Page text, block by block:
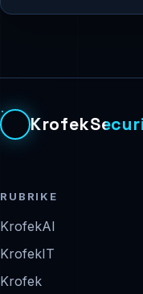
RUBRIKE
KrofekAI
KrofekIT
Krofek